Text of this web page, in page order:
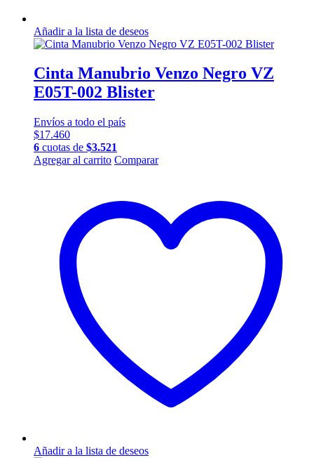
Añadir a la lista de deseos
Cinta Manubrio Venzo Negro VZ
E05T-002 Blister
Envíos a todo el país
$17.460
6 cuotas de $3.521
Agregar al carrito Comparar
Añadir a la lista de deseos